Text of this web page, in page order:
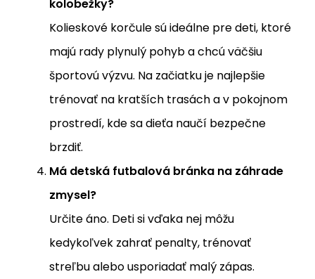
kolobežky?
Kolieskové korčule sú ideálne pre deti, ktoré
majú rady plynulý pohyb a chcú väčšiu
športovú výzvu. Na začiatku je najlepšie
trénovať na kratších trasách a v pokojnom
prostredí, kde sa dieťa naučí bezpečne
brzdiť.
Má detská futbalová bránka na záhrade
zmysel?
Určite áno. Deti si vďaka nej môžu
kedykoľvek zahrať penalty, trénovať
streľbu alebo usporiadať malý zápas.